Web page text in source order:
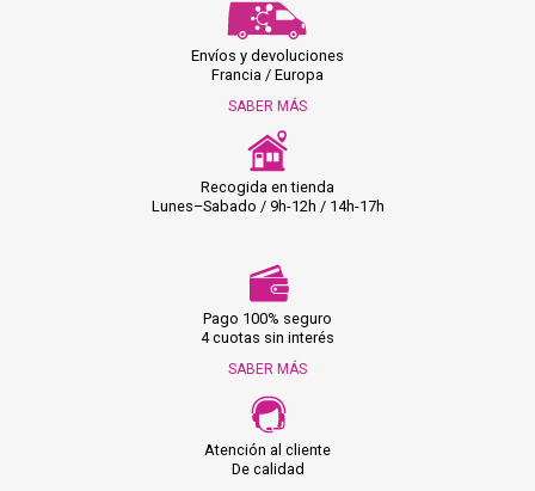
Envíos y devoluciones
Francia / Europa
SABER MÁS
Recogida en tienda
Lunes–Sabado / 9h-12h / 14h-17h
Pago 100% seguro
4 cuotas sin interés
SABER MÁS
Atención al cliente
De calidad